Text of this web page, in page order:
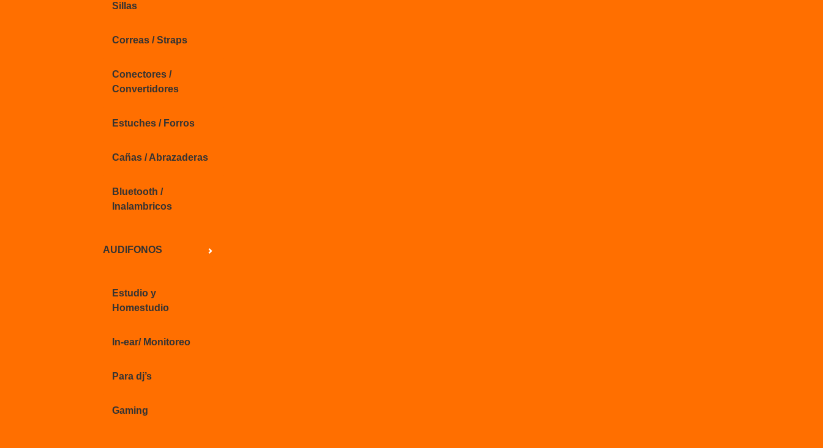
Sillas
Correas / Straps
Conectores /
Convertidores
Estuches / Forros
Cañas / Abrazaderas
Bluetooth /
Inalambricos
AUDIFONOS
Estudio y
Homestudio
In-ear/ Monitoreo
Para dj’s
Gaming